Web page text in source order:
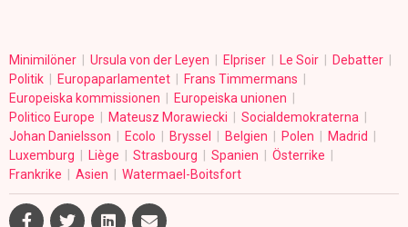
Minimilöner Ursula von der Leyen Elpriser Le Soir
Debatter
Politik
Europaparlamentet
Frans Timmermans
Europeiska kommissionen
Europeiska unionen
Politico Europe
Mateusz Morawiecki
Socialdemokraterna
Johan Danielsson
Ecolo Bryssel Belgien Polen
Madrid
Luxemburg
Liège Strasbourg Spanien
Österrike
Frankrike
Asien Watermael-Boitsfort